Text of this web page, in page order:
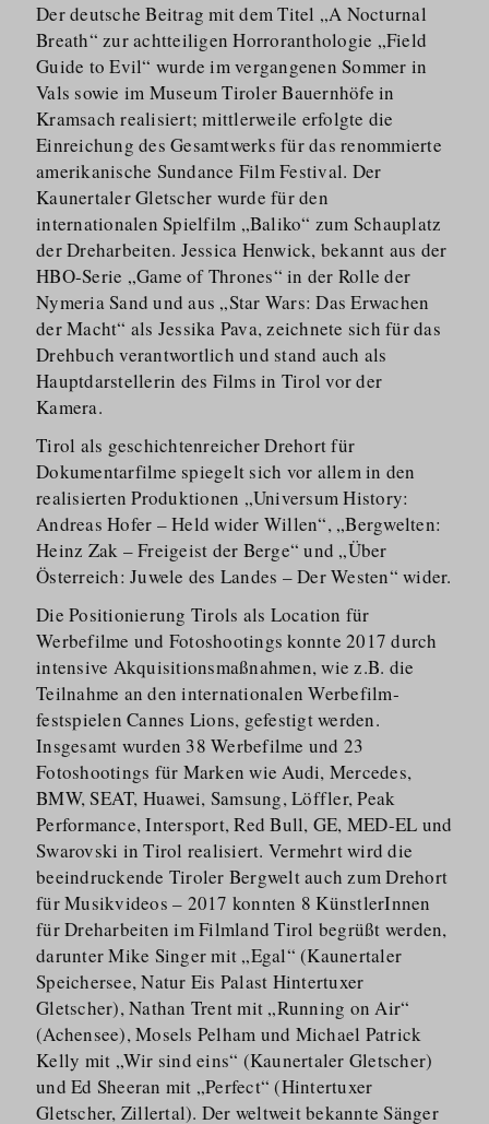
Der deutsche Beitrag mit dem Titel „A Nocturnal
Breath“ zur achtteiligen Horroranthologie „Field
Guide to Evil“ wurde im vergangenen Sommer in
Vals sowie im Museum Tiroler Bauernhöfe in
Kramsach realisiert; mittlerweile erfolgte die
Einreichung des Gesamtwerks für das renommierte
amerikanische Sundance Film Festival. Der
Kaunertaler Gletscher wurde für den
internationalen Spielfilm „Baliko“ zum Schauplatz
der Dreharbeiten. Jessica Henwick, bekannt aus der
HBO-Serie „Game of Thrones“ in der Rolle der
Nymeria Sand und aus „Star Wars: Das Erwachen
der Macht“ als Jessika Pava, zeichnete sich für das
Drehbuch verantwortlich und stand auch als
Hauptdar­stellerin des Films in Tirol vor der
Kamera.
Tirol als geschich­tenreicher Drehort für
Dokumentarfilme spiegelt sich vor allem in den
realisierten Produktionen „Universum History:
Andreas Hofer – Held wider Willen“, „Bergwelten:
Heinz Zak – Freigeist der Berge“ und „Über
Österreich: Juwele des Landes – Der Westen“ wider.
Die Positionierung Tirols als Location für
Werbefilme und Fotoshootings konnte 2017 durch
intensive Akquisiti­ons­maßnahmen, wie z.B. die
Teilnahme an den internationalen Werbefilm­
festspielen Cannes Lions, gefestigt werden.
Insgesamt wurden 38 Werbefilme und 23
Fotoshootings für Marken wie Audi, Mercedes,
BMW, SEAT, Huawei, Samsung, Löffler, Peak
Performance, Intersport, Red Bull, GE, MED-EL und
Swarovski in Tirol realisiert. Vermehrt wird die
beeindruckende Tiroler Bergwelt auch zum Drehort
für Musikvideos – 2017 konnten 8 KünstlerInnen
für Dreharbeiten im Filmland Tirol begrüßt werden,
darunter Mike Singer mit „Egal“ (Kaunertaler
Speichersee, Natur Eis Palast Hintertuxer
Gletscher), Nathan Trent mit „Running on Air“
(Achensee), Mosels Pelham und Michael Patrick
Kelly mit „Wir sind eins“ (Kaunertaler Gletscher)
und Ed Sheeran mit „Perfect“ (Hintertuxer
Gletscher, Zillertal). Der weltweit bekannte Sänger